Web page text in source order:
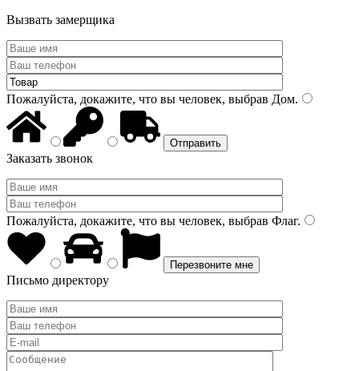
Вызвать замерщика
Пожалуйста, докажите, что вы человек, выбрав Дом.
Заказать звонок
Пожалуйста, докажите, что вы человек, выбрав Флаг.
Письмо директору